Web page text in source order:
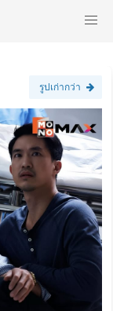
รูปเก่ากว่า